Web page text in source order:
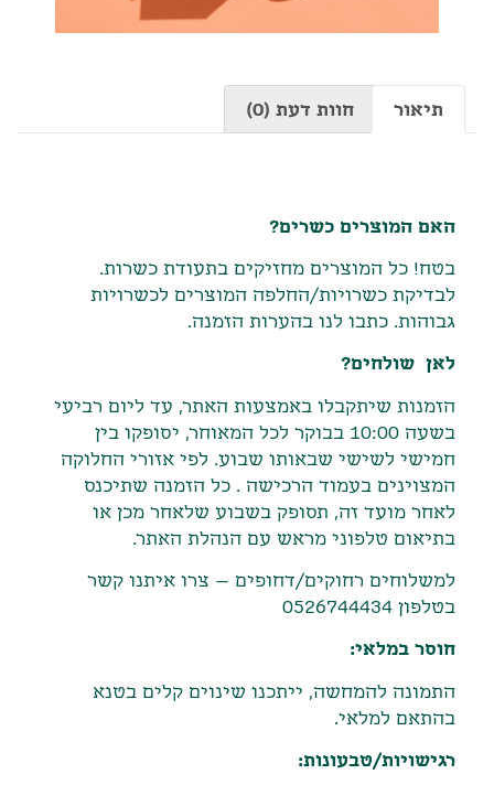
תיאור חוות דעת (0)
האם המוצרים כשרים?
בטח! כל המוצרים מחזיקים בתעודת כשרות.
לבדיקת כשרויות/החלפה המוצרים לכשרויות
גבוהות. כתבו לנו בהערות הזמנה.
לאן שולחים?
הזמנות שיתקבלו באמצעות האתר, עד ליום רביעי
בשעה
בבוקר לכל המאוחר, יסופקו בין
חמישי לשישי שבאותו שבוע. לפי אזורי החלוקה
המצוינים בעמוד הרכישה . כל הזמנה שתיכנס
לאחר מועד זה, תסופק בשבוע שלאחר מכן או
בתיאום טלפוני מראש עם הנהלת האתר.
למשלוחים רחוקים/דחופים – צרו איתנו קשר
בטלפון 0526744434
חוסר במלאי:
התמונה להמחשה, ייתכנו שינוים קלים בטנא
בהתאם למלאי.
רגישויות/טבעונות: